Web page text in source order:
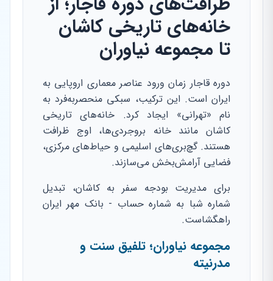
خانه‌های تاریخی کاشان
تا مجموعه نیاوران
دوره قاجار زمان ورود عناصر معماری اروپایی به
ایران است. این ترکیب، سبکی منحصربه‌فرد به
نام «تهرانی» ایجاد کرد. خانه‌های تاریخی
کاشان مانند خانه بروجردی‌ها، اوج ظرافت
هستند. گچ‌بری‌های اسلیمی و حیاط‌های مرکزی،
فضایی آرامش‌بخش می‌سازند.
برای مدیریت بودجه سفر به کاشان، تبدیل
شماره شبا به شماره حساب - بانک مهر ایران
راهگشاست.
مجموعه نیاوران؛ تلفیق سنت و
مدرنیته